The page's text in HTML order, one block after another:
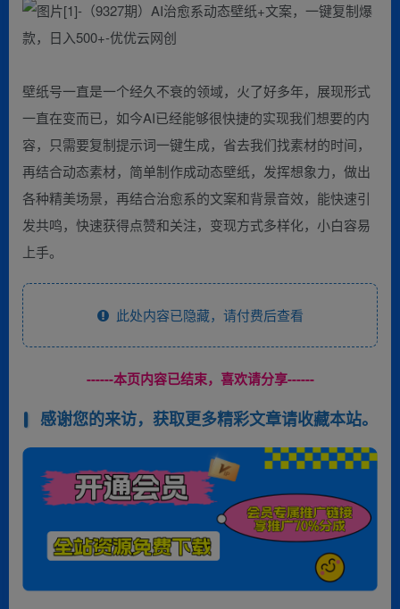
壁纸号一直是一个经久不衰的领域，火了好多年，展现形式
一直在变而已，如今AI已经能够很快捷的实现我们想要的内
容，只需要复制提示词一键生成，省去我们找素材的时间，
再结合动态素材，简单制作成动态壁纸，发挥想象力，做出
各种精美场景，再结合治愈系的文案和背景音效，能快速引
发共鸣，快速获得点赞和关注，变现方式多样化，小白容易
上手。
此处内容已隐藏，请付费后查看
------本页内容已结束，喜欢请分享------
感谢您的来访，获取更多精彩文章请收藏本站。